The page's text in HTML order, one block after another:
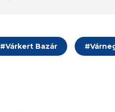
#Várkert Bazár #